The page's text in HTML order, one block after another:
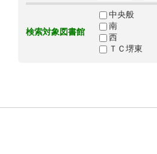
検索対象図書館
中央般
南
西
ＴＣ堺東